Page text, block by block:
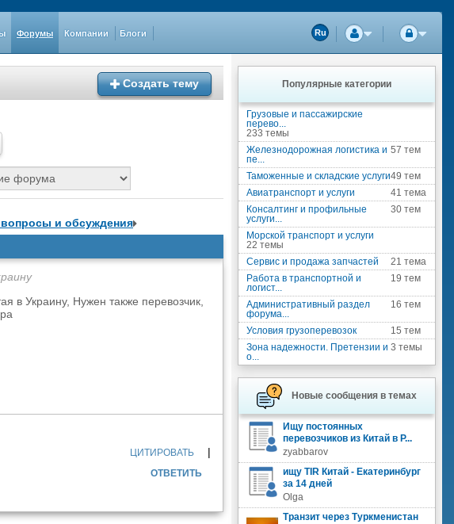
Форумы Компании Блоги Ru
Создать тему
и обсуждения
в Украину, Нужен также перевозчик,
ЦИТИРОВАТЬ |
ОТВЕТИТЬ
Популярные категории
Грузовые и пассажирские
перево...
233 темы
Железнодорожная логистика и
пе...
57 тем
Таможенные и складские услуги49 тем
Авиатранспорт и услуги
41 тема
Консалтинг и профильные
услуги...
30 тем
Морской транспорт и услуги
22 темы
Сервис и продажа запчастей
21 тема
Работа в транспортной и
логист...
19 тем
Административный раздел
форума...
16 тем
Условия грузоперевозок
15 тем
Зона надежности. Претензии и
о...
3 темы
Новые сообщения в темах
Ищу постоянных
перевозчиков из Китай в Р...
zyabbarov
ищу TIR Китай - Екатеринбург
за 14 дней
Olga
Транзит через Туркменистан